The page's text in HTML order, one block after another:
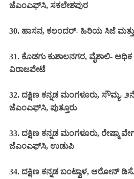
ಜೆಎಂಎಫ್‌ಸಿ, ಸಕಲೇಶಪುರ
30. ಹಾಸನ, ಕಲಂದರ್- ಹಿರಿಯ ಸಿಜೆ
31. ಕೊಡಗು ಕುಶಾಲನಗರ, ವೈಶಾಲಿ-
ವಿರಾಜಪೇಟೆ
32. ದಕ್ಷಿಣ ಕನ್ನಡ ಮಂಗಳೂರು, ಸೌಮ್ಯ-
ಜೆಎಂಎಫ್‌ಸಿ, ಪುತ್ತೂರು
33. ದಕ್ಷಿಣ ಕನ್ನಡ ಮಂಗಳೂರು, ರೇಷ್ಮಾ
ಜೆಎಂಎಫ್‌ಸಿ, ಉಡುಪಿ
34. ದಕ್ಷಿಣ ಕನ್ನಡ ಬಂಟ್ವಾಳ, ಆರೋನ್